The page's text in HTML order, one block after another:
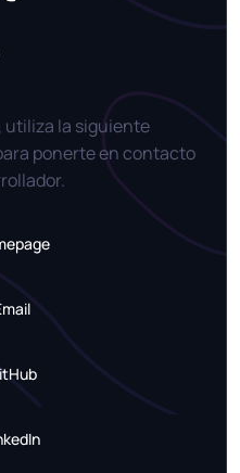
utiliza la siguiente
ponerte en contacto